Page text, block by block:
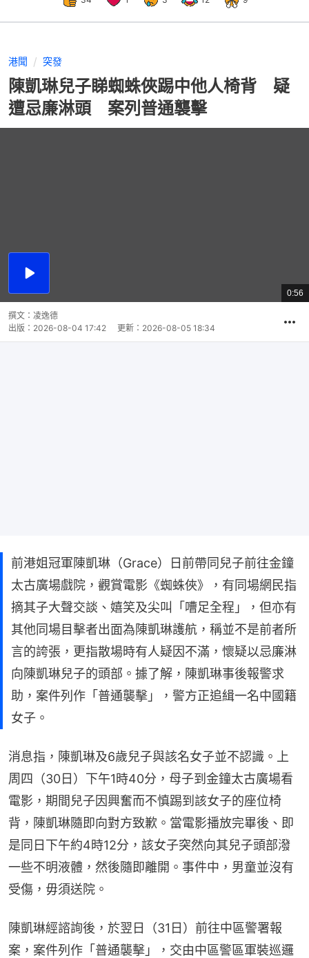
港聞 突發
陳凱琳兒子睇蜘蛛俠踢中他人椅背 疑
遭忌廉淋頭 案列普通襲擊
播
總
共
0:56
撰文： 凌逸德
出版： 2026-08-04 17:42 更新： 2026-08-05 18:34
前港姐冠軍陳凱琳（Grace）日前帶同兒子前往金鐘
太古廣場戲院，觀賞電影《蜘蛛俠》，有同場網民指
摘其子大聲交談、嬉笑及尖叫「嘈足全程」，但亦有
其他同場目擊者出面為陳凱琳護航，稱並不是前者所
言的誇張，更指散場時有人疑因不滿，懷疑以忌廉淋
向陳凱琳兒子的頭部。據了解，陳凱琳事後報警求
助，案件列作「普通襲擊」，警方正追緝一名中國籍
女子。
消息指，陳凱琳及6歲兒子與該名女子並不認識。上
周四（30日）下午1時40分，母子到金鐘太古廣場看
電影，期間兒子因興奮而不慎踢到該女子的座位椅
背，陳凱琳隨即向對方致歉。當電影播放完畢後、即
是同日下午約4時12分，該女子突然向其兒子頭部潑
一些不明液體，然後隨即離開。事件中，男童並沒有
受傷，毋須送院。
陳凱琳經諮詢後，於翌日（31日）前往中區警署報
案，案件列作「普通襲擊」，交由中區警區軍裝巡邏